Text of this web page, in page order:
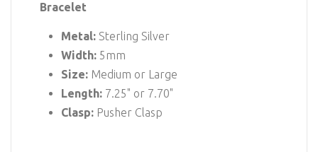
Bracelet
Metal: Sterling Silver
Width: 5mm
Size: Medium or Large
Length: 7.25" or 7.70"
Clasp: Pusher Clasp